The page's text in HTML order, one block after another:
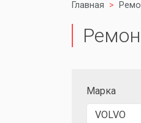
Главная
Марка
VOLVO